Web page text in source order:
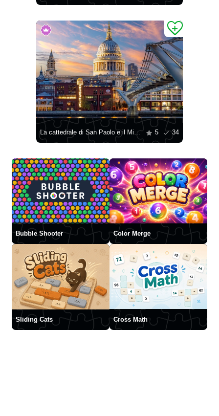
La cattedrale di San Paolo e il Millennium Bridge sul fiume Tamigi 5 34
Bubble Shooter Color Merge
Sliding Cats Cross Math